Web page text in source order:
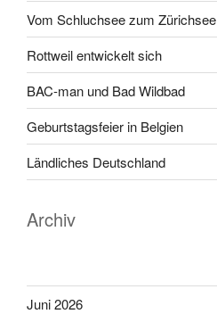
Vom Schluchsee zum Zürichsee
Rottweil entwickelt sich
BAC-man und Bad Wildbad
Geburtstagsfeier in Belgien
Ländliches Deutschland
Archiv
Juni 2026